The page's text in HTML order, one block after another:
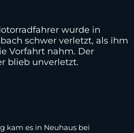
wurde in
schwer verletzt, als ihm
Vorfahrt nahm. Der
blieb unverletzt.
kam es in Neuhaus bei